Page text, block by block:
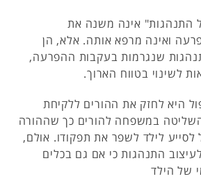
התנהגות" אינה משנה את
ואינה מרפא אותה. אלא, הן
שנגרמות בעקבות ההפרעה,
לשינוי בטווח הארוך.
היא לחזק את ההורים ללקיחת
במשפחה להורים כך שההורה
לסייע לילד לשפר את תפקודו. אולם,
התנהגות כי אם גם בכלים
של הילד